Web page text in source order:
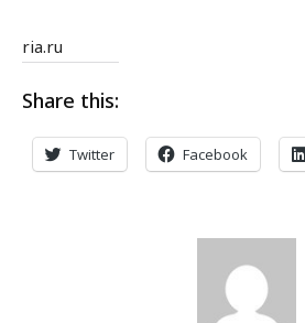
ria.ru
Share this:
Twitter Facebook